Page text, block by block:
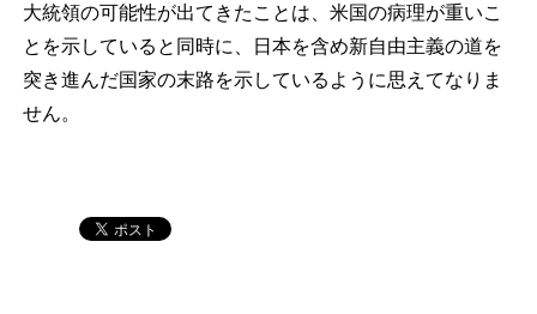
大統領の可能性が出てきたことは、米国の病理が重いこ
とを示していると同時に、日本を含め新自由主義の道を
突き進んだ国家の末路を示しているように思えてなりま
せん。